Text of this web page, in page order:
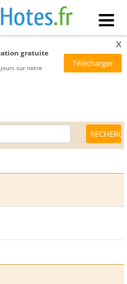
gratuite
sur notre
x